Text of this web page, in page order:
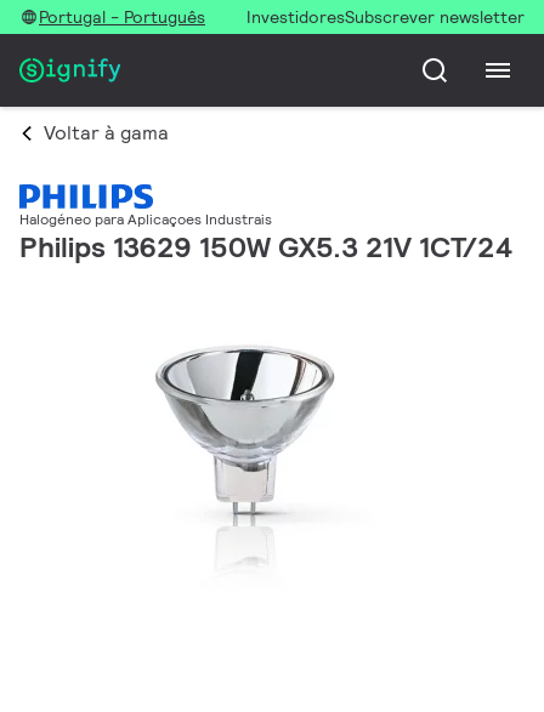
Portugal - Português InvestidoresSubscrever newsletter
Voltar à gama
Halogéneo para Aplicaçoes Industrais
Philips 13629 150W GX5.3 21V 1CT/24